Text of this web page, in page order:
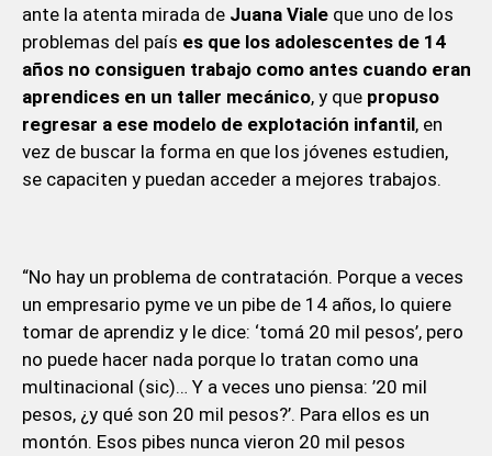
ante la atenta mirada de Juana Viale que uno de los
problemas del país es que los adolescentes de 14
años no consiguen trabajo como antes cuando eran
aprendices en un taller mecánico, y que propuso
regresar a ese modelo de explotación infantil, en
vez de buscar la forma en que los jóvenes estudien,
se capaciten y puedan acceder a mejores trabajos.
“No hay un problema de contratación. Porque a veces
un empresario pyme ve un pibe de 14 años, lo quiere
tomar de aprendiz y le dice: ‘tomá 20 mil pesos’, pero
no puede hacer nada porque lo tratan como una
multinacional (sic)… Y a veces uno piensa: ’20 mil
pesos, ¿y qué son 20 mil pesos?’. Para ellos es un
montón. Esos pibes nunca vieron 20 mil pesos